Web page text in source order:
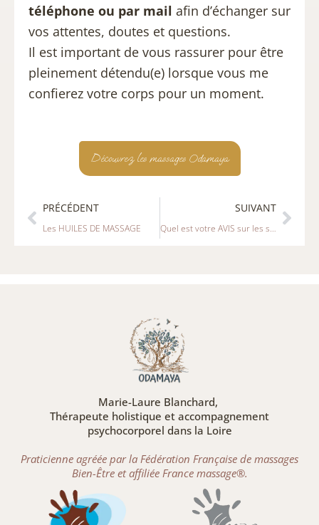
téléphone ou par mail afin d’échanger sur
vos attentes, doutes et questions.
Il est important de vous rassurer pour être
pleinement détendu(e) lorsque vous me
confierez votre corps pour un moment.
Découvrez les massages Odamaya
Précédent
PRÉCÉDENT
Les HUILES DE MASSAGE
SUIVANT
Quel est votre AVIS sur les soins ODAMAYA ?
Marie-Laure Blanchard,
Thérapeute holistique et accompagnement
psychocorporel dans la Loire
Praticienne agréée par la Fédération Française de massages
Bien-Être et affiliée France massage®.